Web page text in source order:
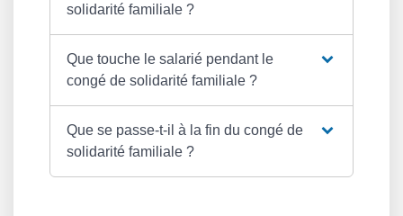
solidarité familiale ?
Que touche le salarié pendant le
congé de solidarité familiale ?
Que se passe-t-il à la fin du congé de
solidarité familiale ?